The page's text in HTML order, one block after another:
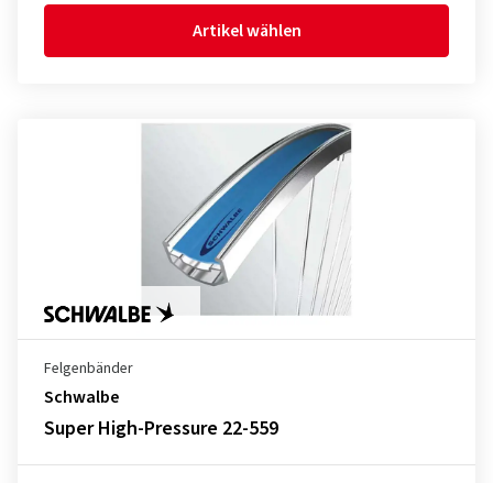
Artikel wählen
Felgenbänder
Schwalbe
Super High-Pressure 22-559